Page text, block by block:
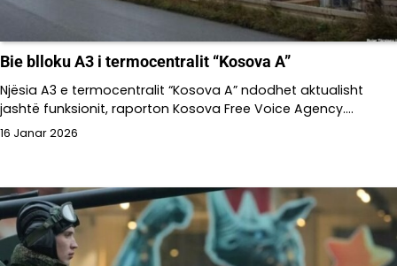
Bie blloku A3 i termocentralit “Kosova A”
Njësia A3 e termocentralit “Kosova A” ndodhet aktualisht
jashtë funksionit, raporton Kosova Free Voice Agency.…
16 Janar 2026